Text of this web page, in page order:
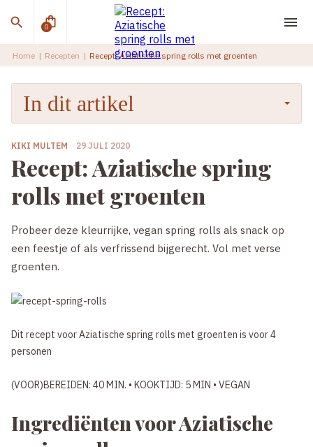
0
Home | Recepten | Recept: Aziatische spring rolls met groenten
In dit artikel
KIKI MULTEM 29 JULI 2020
Recept: Aziatische spring
rolls met groenten
Probeer deze kleurrijke, vegan spring rolls als snack op
een feestje of als verfrissend bijgerecht. Vol met verse
groenten.
Dit recept voor Aziatische spring rolls met groenten is voor 4
personen
(VOOR)BEREIDEN: 40 MIN. • KOOKTIJD: 5 MIN • VEGAN
Ingrediënten voor Aziatische